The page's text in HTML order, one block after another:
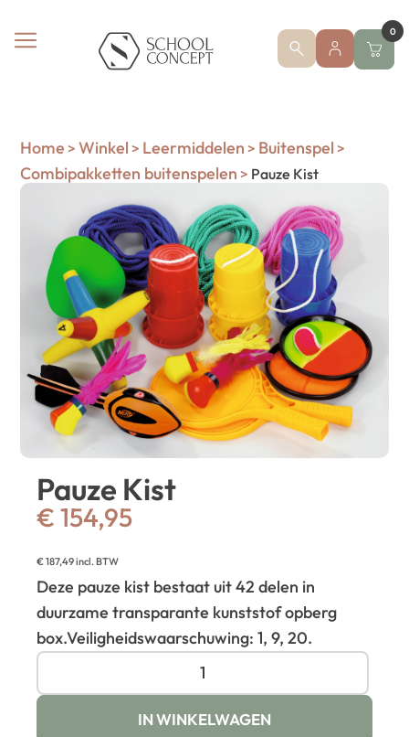
0
Home > Winkel > Leermiddelen > Buitenspel >
Combipakketten buitenspelen > Pauze Kist
Pauze Kist
€ 154,95
€187,49incl. BTW
Deze pauze kist bestaat uit 42 delen in
duurzame transparante kunststof opberg
box.Veiligheidswaarschuwing: 1, 9, 20.
IN WINKELWAGEN